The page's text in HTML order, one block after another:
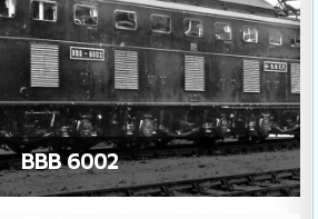
BBB 6002